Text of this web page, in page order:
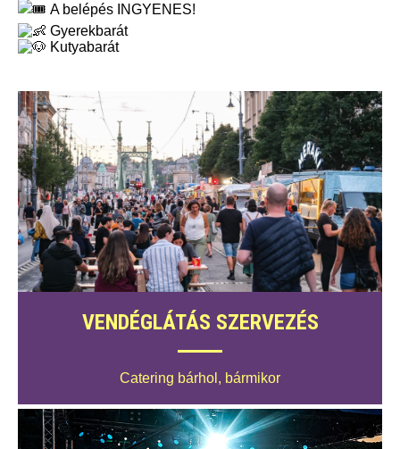
A belépés INGYENES!
Gyerekbarát
Kutyabarát
VENDÉGLÁTÁS SZERVEZÉS
Catering bárhol, bármikor